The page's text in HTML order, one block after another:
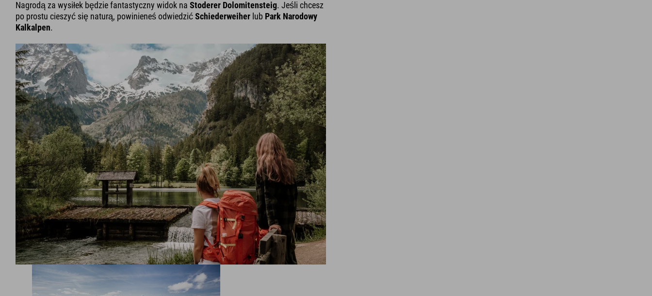
Nagrodą za wysiłek będzie fantastyczny widok na Stoderer Dolomitensteig. Jeśli chcesz
po prostu cieszyć się naturą, powinieneś odwiedzićSchiederweiher lub Park Narodowy
Kalkalpen.